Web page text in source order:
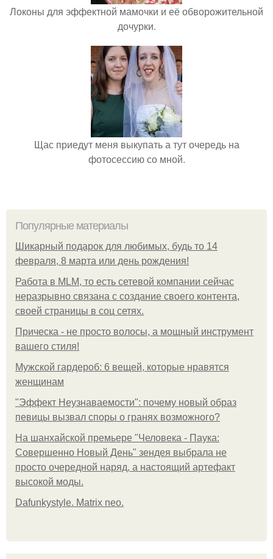
Локоны для эффектной мамочки и её обворожительной
дочурки.
Щас приедут меня выкупать а тут очередь на
фотосессию со мной.
Популярные материалы
Шикарный подарок для любимых, будь то 14
февраля, 8 марта или день рождения!
Работа в MLM, то есть сетевой компании сейчас
неразрывно связана с создание своего контента,
своей страницы в соц сетях.
Прическа - не просто волосы, а мощный инструмент
вашего стиля!
Мужской гардероб: 6 вещей, которые нравятся
женщинам
"Эффект Неузнаваемости": почему новый образ
певицы вызвал споры о гранях возможного?
На шанхайской премьере "Человека - Паука:
Совершенно Новый День" зендея выбрала не
просто очередной наряд, а настоящий артефакт
высокой моды.
Dafunkystyle. Matrix neo.